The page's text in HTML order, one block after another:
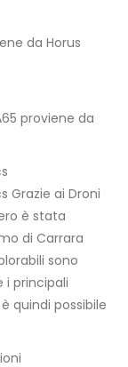
da Horus
proviene da
Grazie ai Droni
è stata
di Carrara
sono
principali
quindi possibile